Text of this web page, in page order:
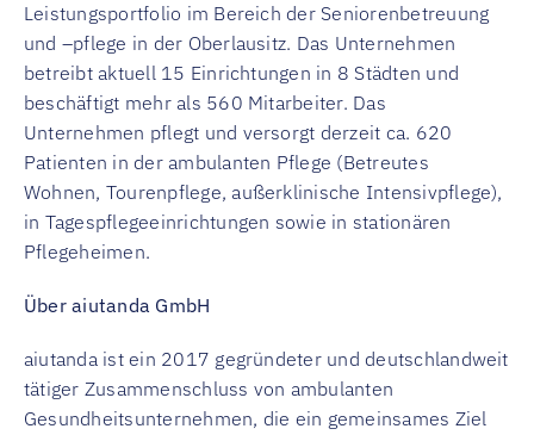
Leistungsportfolio im Bereich der Seniorenbetreuung
und –pflege in der Oberlausitz. Das Unternehmen
betreibt aktuell 15 Einrichtungen in 8 Städten und
beschäftigt mehr als 560 Mitarbeiter. Das
Unternehmen pflegt und versorgt derzeit ca. 620
Patienten in der ambulanten Pflege (Betreutes
Wohnen, Tourenpflege, außerklinische Intensivpflege),
in Tagespflegeeinrichtungen sowie in stationären
Pflegeheimen.
Über aiutanda GmbH
aiutanda ist ein 2017 gegründeter und deutschlandweit
tätiger Zusammenschluss von ambulanten
Gesundheitsunternehmen, die ein gemeinsames Ziel